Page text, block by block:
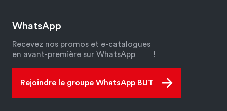
WhatsApp
Recevez nos promos et e-catalogues
en avant-première sur WhatsApp
!
Rejoindre le groupe WhatsApp BUT